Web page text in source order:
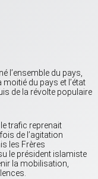
l’ensemble du pays,
du pays et l’état
de la révolte populaire
trafic reprenait
de l’agitation
les Frères
le président islamiste
la mobilisation,